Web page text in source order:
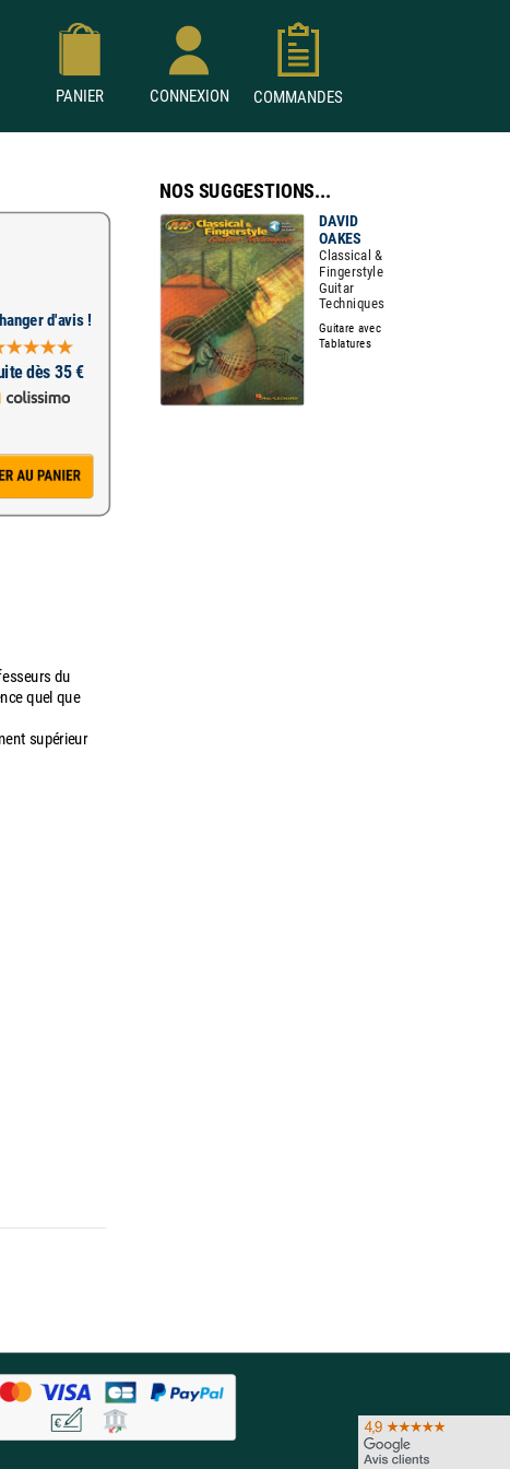
PANIER CONNEXION COMMANDES
d'avis !
dès 35 €
du
quel que
supérieur
NOS SUGGESTIONS...
DAVID
OAKES
Classical &
Fingerstyle
Guitar
Techniques
Guitare avec
Tablatures